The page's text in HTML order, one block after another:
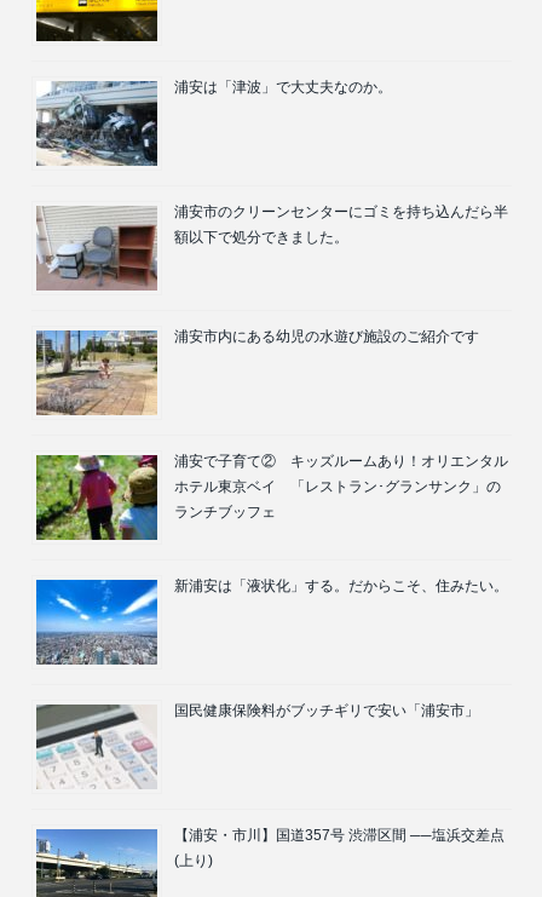
浦安は「津波」で大丈夫なのか。
浦安市のクリーンセンターにゴミを持ち込んだら半
額以下で処分できました。
浦安市内にある幼児の水遊び施設のご紹介です
浦安で子育て② キッズルームあり！オリエンタル
ホテル東京ベイ 「レストラン･グランサンク」の
ランチブッフェ
新浦安は「液状化」する。だからこそ、住みたい。
国民健康保険料がブッチギリで安い「浦安市」
【浦安・市川】国道357号 渋滞区間 ──塩浜交差点
(上り)